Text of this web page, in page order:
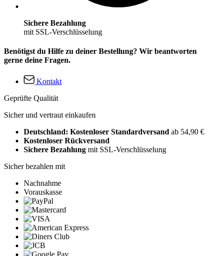
Sichere Bezahlung
mit SSL-Verschlüsselung
Benötigst du Hilfe zu deiner Bestellung? Wir beantworten
gerne deine Fragen.
Kontakt
Geprüfte Qualität
Sicher und vertraut einkaufen
Deutschland: Kostenloser Standardversand ab 54,90 €
Kostenloser Rückversand
Sichere Bezahlung mit SSL-Verschlüsselung
Sicher bezahlen mit
Nachnahme
Vorauskasse